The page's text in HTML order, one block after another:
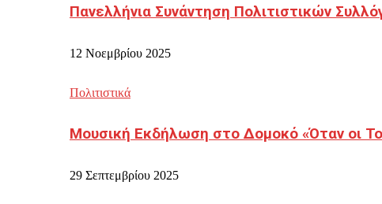
Πανελλήνια Συνάντηση Πολιτιστικών
12 Νοεμβρίου 2025
Πολιτιστικά
Μουσική Εκδήλωση στο Δομοκό «Όταν οι
29 Σεπτεμβρίου 2025